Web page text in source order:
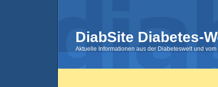
DiabSite Diabetes-
Aktuelle Informationen aus der Diabeteswelt und